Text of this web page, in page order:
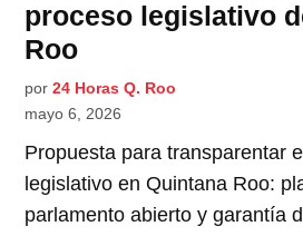
proceso legislativo
Roo
por 24 Horas Q. Roo
mayo 6, 2026
Propuesta para transparentar
legislativo en Quintana Roo:
parlamento abierto y garantía